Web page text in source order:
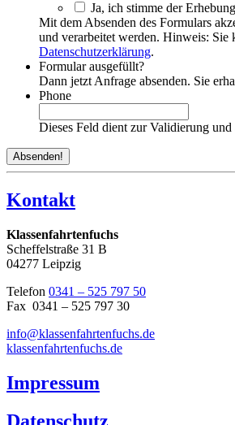
Ja, ich stimme der
Mit dem Absenden des Formulars
und verarbeitet werden. Hinweis:
Datenschutzerklärung.
Formular ausgefüllt?
Dann jetzt Anfrage absenden. Sie
Phone
Dieses Feld dient zur Validierung
Kontakt
Klassenfahrtenfuchs
Scheffelstraße 31 B
04277 Leipzig
Telefon 0341 – 525 797 50
Fax 0341 – 525 797 30
info@klassenfahrtenfuchs.de
klassenfahrtenfuchs.de
Impressum
Datenschutz